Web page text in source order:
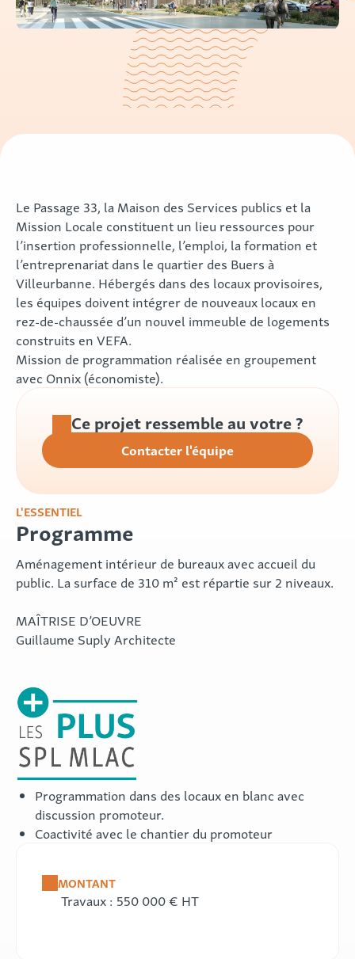
Le Passage 33, la Maison des Services publics et la
Mission Locale constituent un lieu ressources pour
l’insertion professionnelle, l’emploi, la formation et
l’entreprenariat dans le quartier des Buers à
Villeurbanne. Hébergés dans des locaux provisoires,
les équipes doivent intégrer de nouveaux locaux en
rez-de-chaussée d’un nouvel immeuble de logements
construits en VEFA.
Mission de programmation réalisée en groupement
avec Onnix (économiste).
Ce projet ressemble au votre ?
Contacter l'équipe
L'ESSENTIEL
Programme
Aménagement intérieur de bureaux avec accueil du
public. La surface de 310 m² est répartie sur 2 niveaux.
MAÎTRISE D’OEUVRE
Guillaume Suply Architecte
Programmation dans des locaux en blanc avec
discussion promoteur.
Coactivité avec le chantier du promoteur
MONTANT
Travaux : 550 000 € HT